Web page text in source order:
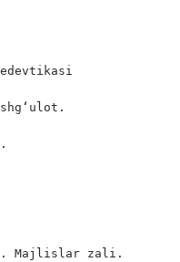
Majlislar zali.